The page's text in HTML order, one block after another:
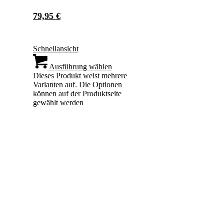
79,95 €
Schnellansicht
Ausführung wählen
Dieses Produkt weist mehrere
Varianten auf. Die Optionen
können auf der Produktseite
gewählt werden